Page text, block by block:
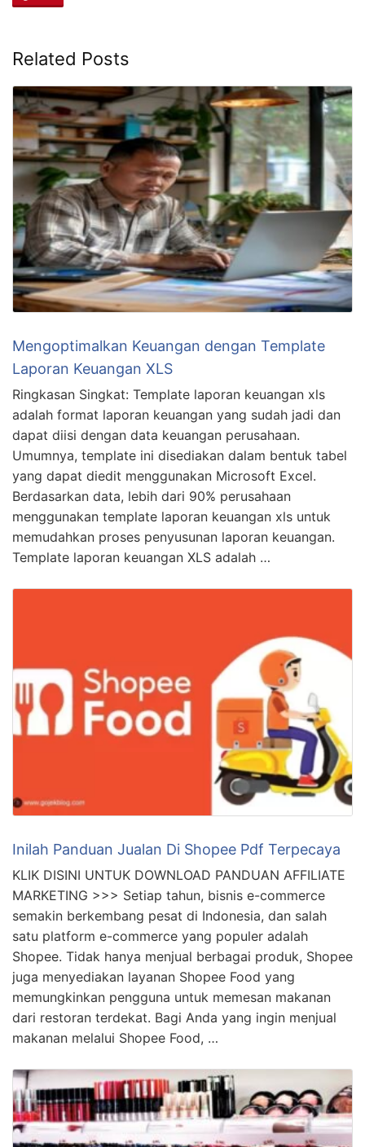
Related Posts
Mengoptimalkan Keuangan dengan Template
Laporan Keuangan XLS
Ringkasan Singkat: Template laporan keuangan xls
adalah format laporan keuangan yang sudah jadi dan
dapat diisi dengan data keuangan perusahaan.
Umumnya, template ini disediakan dalam bentuk tabel
yang dapat diedit menggunakan Microsoft Excel.
Berdasarkan data, lebih dari 90% perusahaan
menggunakan template laporan keuangan xls untuk
memudahkan proses penyusunan laporan keuangan.
Template laporan keuangan XLS adalah …
Inilah Panduan Jualan Di Shopee Pdf Terpecaya
KLIK DISINI UNTUK DOWNLOAD PANDUAN AFFILIATE
MARKETING >>> Setiap tahun, bisnis e-commerce
semakin berkembang pesat di Indonesia, dan salah
satu platform e-commerce yang populer adalah
Shopee. Tidak hanya menjual berbagai produk, Shopee
juga menyediakan layanan Shopee Food yang
memungkinkan pengguna untuk memesan makanan
dari restoran terdekat. Bagi Anda yang ingin menjual
makanan melalui Shopee Food, …